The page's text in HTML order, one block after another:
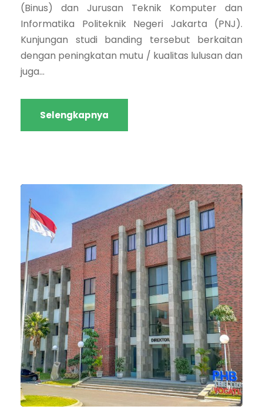
(Binus) dan Jurusan Teknik Komputer dan
Informatika Politeknik Negeri Jakarta (PNJ).
Kunjungan studi banding tersebut berkaitan
dengan peningkatan mutu / kualitas lulusan dan
juga...
Selengkapnya